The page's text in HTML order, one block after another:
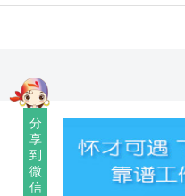
分
享
到
微
信